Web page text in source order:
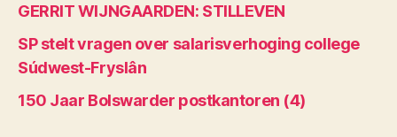
GERRIT WIJNGAARDEN: STILLEVEN
SP stelt vragen over salarisverhoging college
Súdwest-Fryslân
150 Jaar Bolswarder postkantoren (4)